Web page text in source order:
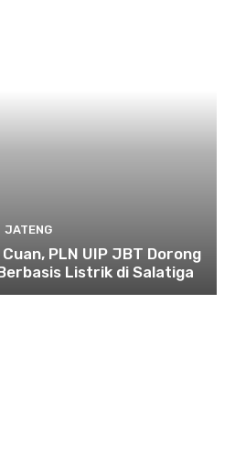
JATENG
PLN UIP JBT Dorong
Listrik di Salatiga